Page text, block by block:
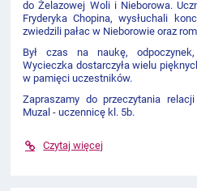
do Żelazowej Woli i Nieborowa.
Fryderyka Chopina, wysłuchali
zwiedzili pałac w Nieborowie oraz
Był czas na naukę,
Wycieczka dostarczyła wielu
w pamięci uczestników.
Zapraszamy do przeczytania
Muzal - uczennicę kl. 5b.
Czytaj więcej